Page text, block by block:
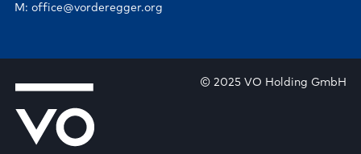
M: office@vorderegger.org
© 2025 VO Holding GmbH